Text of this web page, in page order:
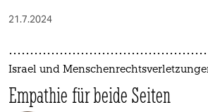
21.7.2024
Israel und
Empathie für beide Seiten